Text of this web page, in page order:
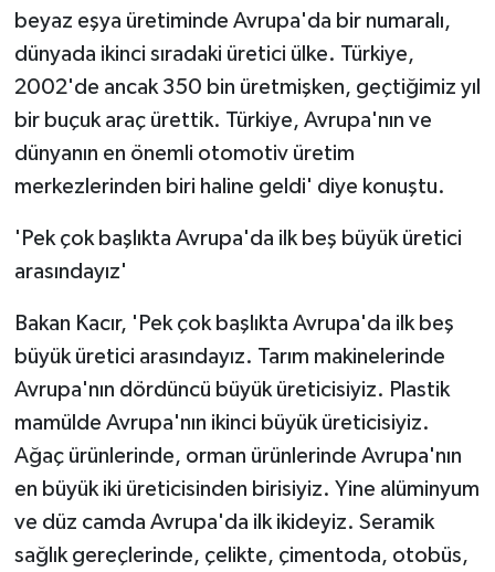
beyaz eşya üretiminde Avrupa'da bir numaralı,
dünyada ikinci sıradaki üretici ülke. Türkiye,
2002'de ancak 350 bin üretmişken, geçtiğimiz yıl
bir buçuk araç ürettik. Türkiye, Avrupa'nın ve
dünyanın en önemli otomotiv üretim
merkezlerinden biri haline geldi' diye konuştu.
'Pek çok başlıkta Avrupa'da ilk beş büyük üretici
arasındayız'
Bakan Kacır, 'Pek çok başlıkta Avrupa'da ilk beş
büyük üretici arasındayız. Tarım makinelerinde
Avrupa'nın dördüncü büyük üreticisiyiz. Plastik
mamülde Avrupa'nın ikinci büyük üreticisiyiz.
Ağaç ürünlerinde, orman ürünlerinde Avrupa'nın
en büyük iki üreticisinden birisiyiz. Yine alüminyum
ve düz camda Avrupa'da ilk ikideyiz. Seramik
sağlık gereçlerinde, çelikte, çimentoda, otobüs,